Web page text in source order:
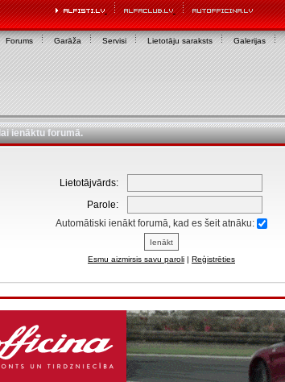
Forums Garāža Servisi Lietotāju saraksts Galerijas
ienāktu forumā.
Lietotājvārds:
Parole:
Automātiski ienākt forumā, kad es šeit atnāku:
Esmu aizmirsis savu paroli | Reģistrēties